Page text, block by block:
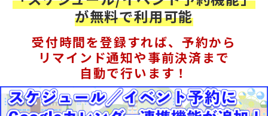
が無料で利用可能
受付時間を登録すれば、予約から
リマインド通知や事前決済まで
自動で行います！